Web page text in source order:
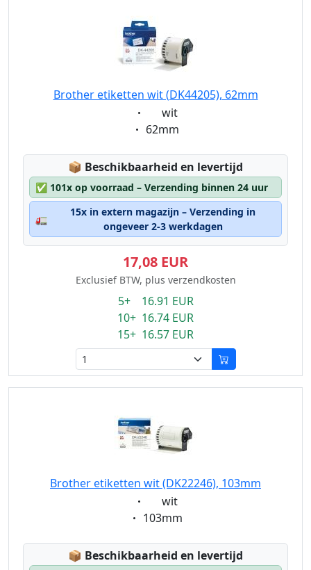
Brother etiketten wit (DK44205), 62mm
Eigenschaft:
wit
Eigenschaft:
62mm
📦 Lagerstatus:
Beschikbaarheid en levertijd
✅ 101x op voorraad – Verzending binnen 24 uur
🚛
15x in extern magazijn – Verzending in
ongeveer 2-3 werkdagen
17,08 EUR
Exclusief BTW, plus verzendkosten
5+ 16.91 EUR
10+ 16.74 EUR
15+ 16.57 EUR
Brother etiketten wit (DK22246), 103mm
Eigenschaft:
wit
Eigenschaft:
103mm
📦 Lagerstatus:
Beschikbaarheid en levertijd